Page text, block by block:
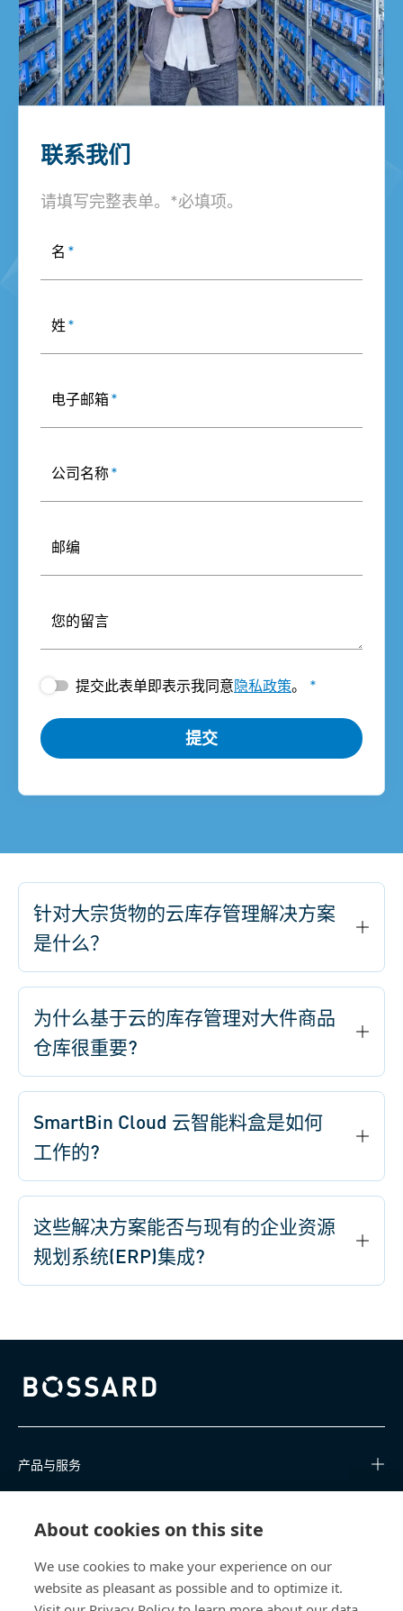
About cookies on this site
We use cookies to make your experience on our
website as pleasant as possible and to optimize it.
联系我们
请填写完整表单。*必填项。
名 *
姓*
电子邮箱*
公司名称*
邮编
您的留言
提交此表单即表示我同意隐私政策。 *
提交
针对大宗货物的云库存管理解决方案
是什么？
为什么基于云的库存管理对大件商品
仓库很重要?
SmartBin Cloud 云智能料盒是如何
工作的?
这些解决方案能否与现有的企业资源
规划系统(ERP)集成?
Bossard homepage
产品与服务
关于我们